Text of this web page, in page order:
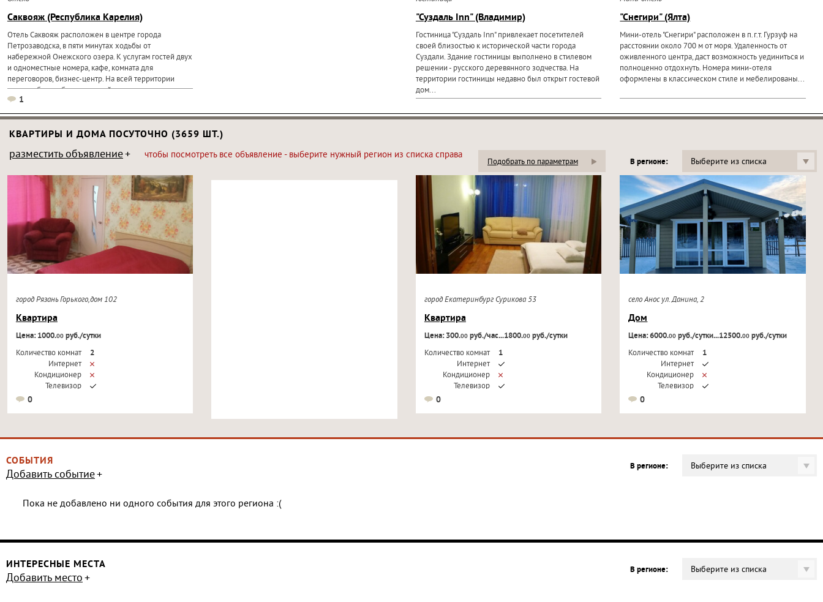
Саквояж (Республика Карелия)
Отель Саквояж расположен в центре города
Петрозаводска, в пяти минутах ходьбы от
набережной Онежского озера. К услугам гостей двух
и одноместные номера, кафе, комната для
переговоров, бизнес-центр. На всей территории
отеля работает беспроводной...
1
"Суздаль Inn" (Владимир)
Гостиница "Суздаль Inn" привлекает посетителей
своей близостью к исторической части города
Суздали. Здание гостиницы выполнено в стилевом
решении - русского деревянного зодчества. На
территории гостиницы недавно был открыт гостевой
дом...
"Снегири" (Ялта)
Мини-отель "Снегири" расположен в п.г.т. Гурзуф на
расстоянии около 700 м от моря. Удаленность от
оживленного центра, даст возможность уединиться и
полноценно отдохнуть. Номера мини-отеля
оформлены в классическом стиле и мебелированы...
КВАРТИРЫ И ДОМА ПОСУТОЧНО (3659 ШТ.)
разместить объявление чтобы посмотреть все объявление - выберите нужный регион из списка справа
Подобрать по параметрам В регионе: Выберите из списка
город Рязань Горького,дом 102
Квартира
Цена: 1000.00руб./сутки
Количество комнат
2
Интернет
Кондиционер
Телевизор
0
город Екатеринбург Сурикова 53
Квартира
Цена: 300.00руб./час...1800.00руб./сутки
Количество комнат
1
Интернет
Кондиционер
Телевизор
0
село Анос ул. Данина, 2
Дом
Цена: 6000.00 руб./сутки...12500.00 руб./сутки
Количество комнат
1
Интернет
Кондиционер
Телевизор
0
СОБЫТИЯ
Добавить событие
В регионе: Выберите из списка
Пока не добавлено ни одного события для этого региона :(
ИНТЕРЕСНЫЕ МЕСТА
Добавить место
В регионе: Выберите из списка